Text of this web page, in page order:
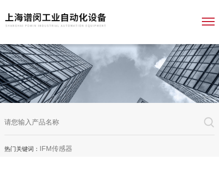
热门关键词： IFM传感器